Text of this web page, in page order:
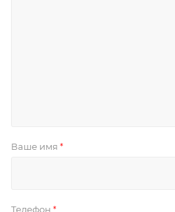
Ваше имя *
Телефон *